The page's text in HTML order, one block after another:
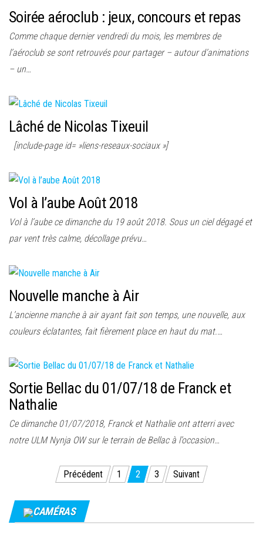
Soirée aéroclub : jeux, concours et repas
Comme chaque dernier vendredi du mois, les membres de
l’aéroclub se sont retrouvés pour partager – autour d’animations
– un…
Lâché de Nicolas Tixeuil
[include-page id= »liens-reseaux-sociaux »]
Vol à l’aube Août 2018
Vol à l’aube ce dimanche du 19 août 2018. Sous un ciel dégagé et
par vent très calme, décollage prévu…
Nouvelle manche à Air
L’ancienne manche à air ayant fait son temps, une nouvelle, aux
couleurs éclatantes, fait fièrement place en haut du mat.…
Sortie Bellac du 01/07/18 de Franck et
Nathalie
Ce dimanche 01/07/2018, Franck et Nathalie ont atterri avec
notre ULM Nynja OW sur le terrain de Bellac à l’occasion…
Pagination
des
publications
Précédent 1 2 3 Suivant
CAMÉRAS